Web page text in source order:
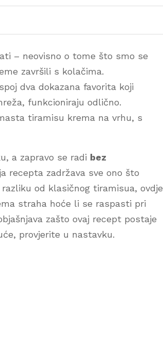
– neovisno o tome što smo se
završili s kolačima.
dva dokazana favorita koji
funkcioniraju odlično.
tiramisu krema na vrhu, s
a zapravo se radi bez
recepta zadržava sve ono što
od klasičnog tiramisua, ovdje
straha hoće li se raspasti pri
zašto ovaj recept postaje
provjerite u nastavku.